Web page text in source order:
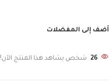
أضف إلى المفضلات
26 شخص يشاهد هذا المنتج الآن!